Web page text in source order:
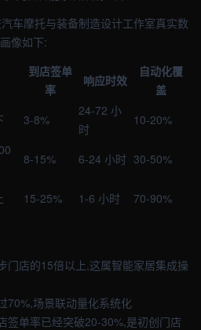
车摩托与装备制造设计工作室真实数
像如下:
到店签单
率
响应时效
自动化覆
盖
3-8%
24-72 小
时
10-20%
8-15% 6-24 小时 30-50%
15-25% 1-6 小时 70-90%
门店的15倍以上,这属智能家居集成操
70%,场景联动量化系统化
签单率已经突破20-30%,是初创门店